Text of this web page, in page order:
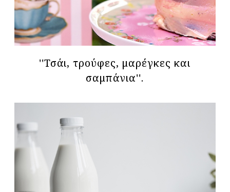
''Τσάι, τρούφες, μαρέγκες και
σαμπάνια''.